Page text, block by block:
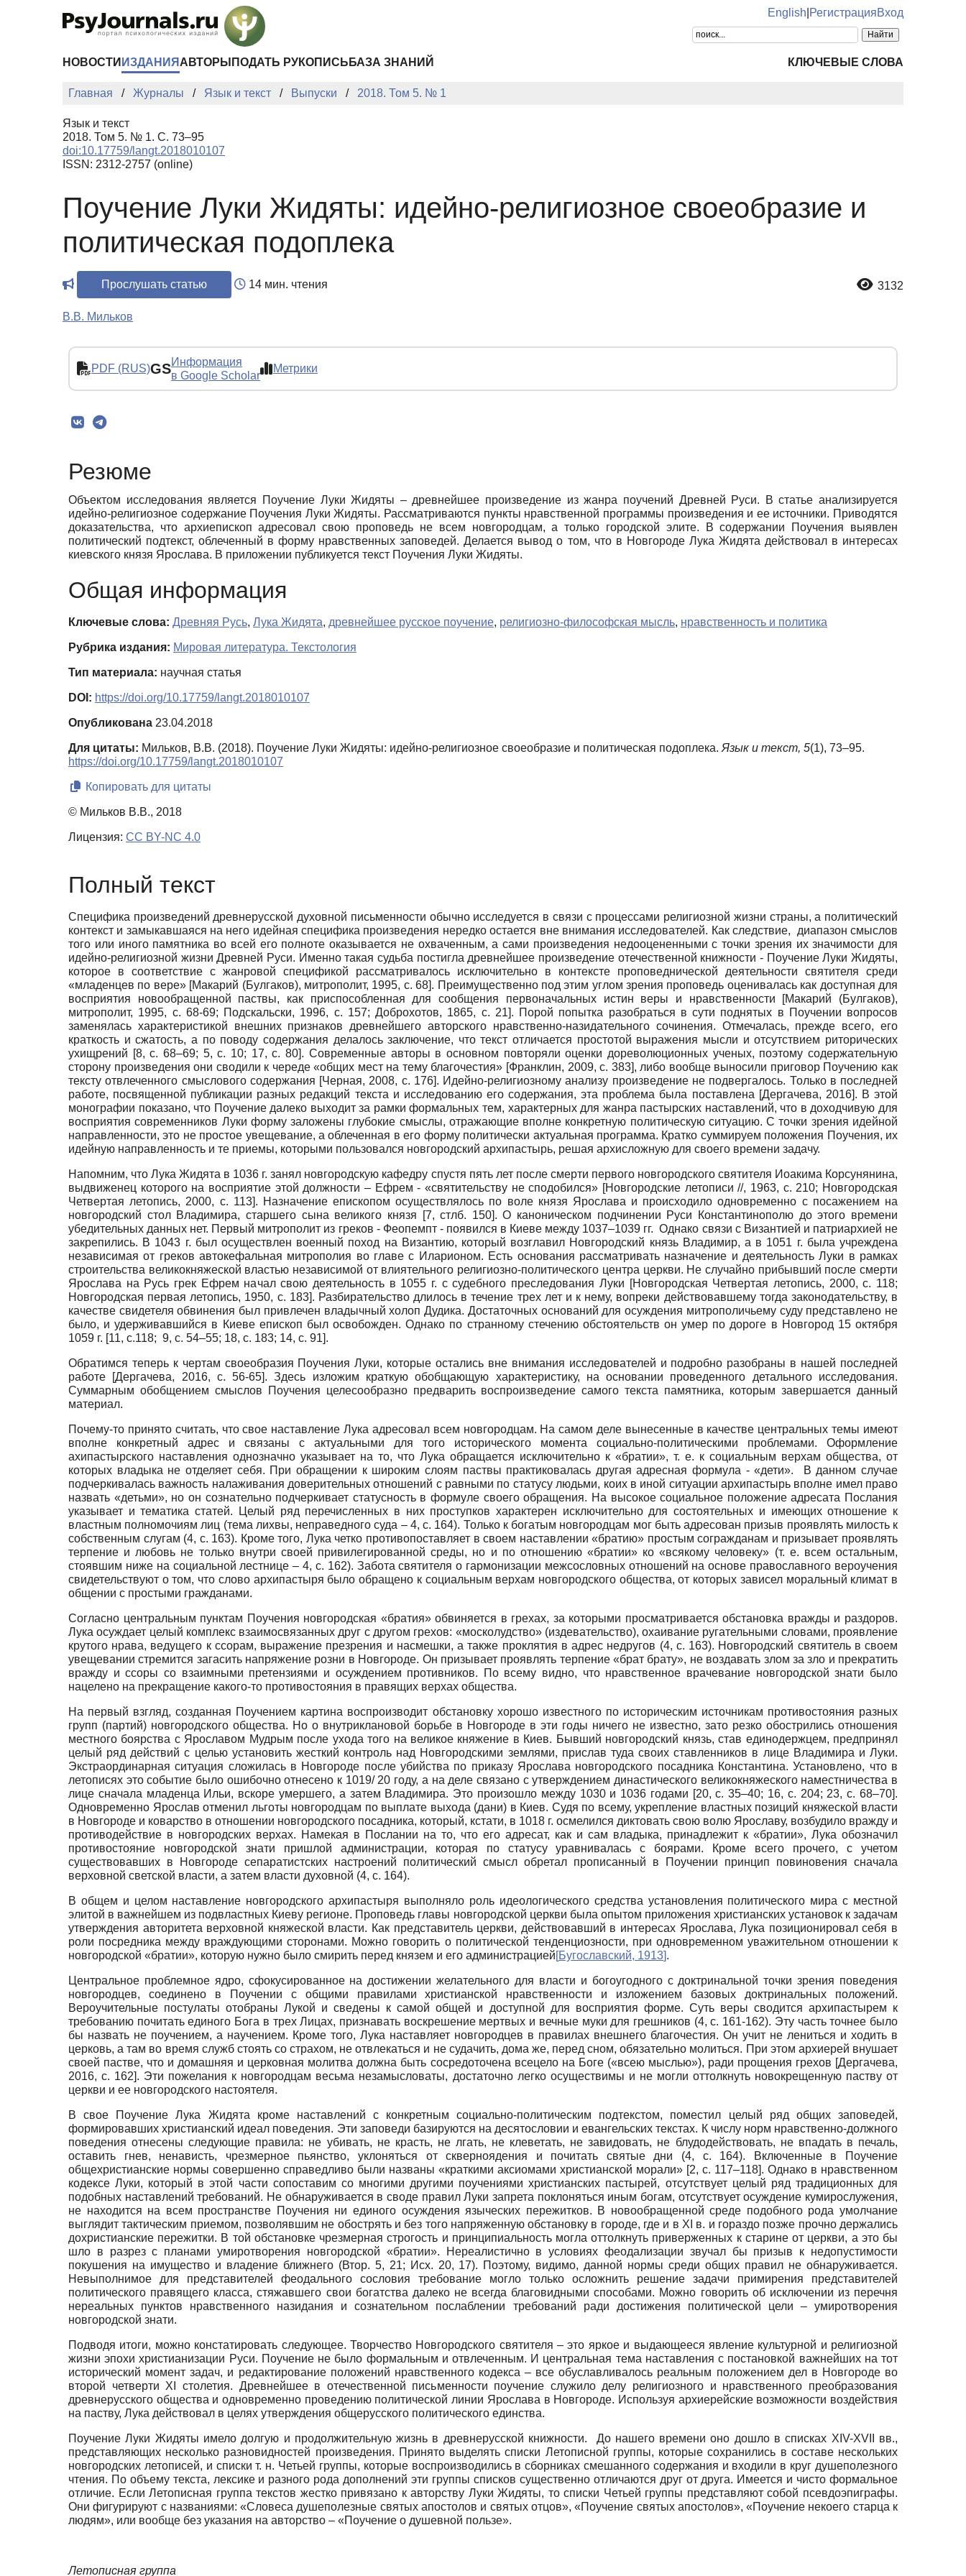
English РегистрацияВход
НОВОСТИ ИЗДАНИЯ АВТОРЫ ПОДАТЬ РУКОПИСЬ БАЗА ЗНАНИЙ КЛЮЧЕВЫЕ СЛОВА
Главная Журналы Язык и текст Выпуски 2018. Том 5. № 1
Язык и текст
2018. Том 5. № 1. С. 73–95
doi:10.17759/langt.2018010107
ISSN: 2312-2757 (online)
Поучение Луки Жидяты: идейно-религиозное своеобразие и
политическая подоплека
Прослушать статью 14 мин. чтения 3132
В.В. Мильков
PDF (RUS)GSИнформация
в Google Scholar
Метрики
Резюме
Объектом исследования является Поучение Луки Жидяты – древнейшее произведение из жанра поучений Древней Руси. В статье анализируется
идейно-религиозное содержание Поучения Луки Жидяты. Рассматриваются пункты нравственной программы произведения и ее источники. Приводятся
доказательства, что архиепископ адресовал свою проповедь не всем новгородцам, а только городской элите. В содержании Поучения выявлен
политический подтекст, облеченный в форму нравственных заповедей. Делается вывод о том, что в Новгороде Лука Жидята действовал в интересах
киевского князя Ярослава. В приложении публикуется текст Поучения Луки Жидяты.
Общая информация
Ключевые слова: Древняя Русь, Лука Жидята, древнейшее русское поучение, религиозно-философская мысль, нравственность и политика
Рубрика издания: Мировая литература. Текстология
Тип материала: научная статья
DOI: https://doi.org/10.17759/langt.2018010107
Опубликована 23.04.2018
Для цитаты: Мильков, В.В. (2018). Поучение Луки Жидяты: идейно-религиозное своеобразие и политическая подоплека. Язык и текст, 5(1), 73–95.
https://doi.org/10.17759/langt.2018010107
Копировать для цитаты
© Мильков В.В., 2018
Лицензия: CC BY-NC 4.0
Полный текст
Специфика произведений древнерусской духовной письменности обычно исследуется в связи с процессами религиозной жизни страны, а политический
контекст и замыкавшаяся на него идейная специфика произведения нередко остается вне внимания исследователей. Как следствие, диапазон смыслов
того или иного памятника во всей его полноте оказывается не охваченным, а сами произведения недооцененными с точки зрения их значимости для
идейно-религиозной жизни Древней Руси. Именно такая судьба постигла древнейшее произведение отечественной книжности - Поучение Луки Жидяты,
которое в соответствие с жанровой спецификой рассматривалось исключительно в контексте проповеднической деятельности святителя среди
«младенцев по вере» [Макарий (Булгаков), митрополит, 1995, с. 68]. Преимущественно под этим углом зрения проповедь оценивалась как доступная для
восприятия новообращенной паствы, как приспособленная для сообщения первоначальных истин веры и нравственности [Макарий (Булгаков),
митрополит, 1995, c. 68-69; Подскальски, 1996, c. 157; Доброхотов, 1865, c. 21]. Порой попытка разобраться в сути поднятых в Поучении вопросов
заменялась характеристикой внешних признаков древнейшего авторского нравственно-назидательного сочинения. Отмечалась, прежде всего, его
краткость и сжатость, а по поводу содержания делалось заключение, что текст отличается простотой выражения мысли и отсутствием риторических
ухищрений [8, c. 68–69; 5, c. 10; 17, c. 80]. Современные авторы в основном повторяли оценки дореволюционных ученых, поэтому содержательную
сторону произведения они сводили к череде «общих мест на тему благочестия» [Франклин, 2009, c. 383], либо вообще выносили приговор Поучению как
тексту отвлеченного смыслового содержания [Черная, 2008, c. 176]. Идейно-религиозному анализу произведение не подвергалось. Только в последней
работе, посвященной публикации разных редакций текста и исследованию его содержания, эта проблема была поставлена [Дергачева, 2016]. В этой
монографии показано, что Поучение далеко выходит за рамки формальных тем, характерных для жанра пастырских наставлений, что в доходчивую для
восприятия современников Луки форму заложены глубокие смыслы, отражающие вполне конкретную политическую ситуацию. С точки зрения идейной
направленности, это не простое увещевание, а облеченная в его форму политически актуальная программа. Кратко суммируем положения Поучения, их
идейную направленность и те приемы, которыми пользовался новгородский архипастырь, решая архисложную для своего времени задачу.
Напомним, что Лука Жидята в 1036 г. занял новгородскую кафедру спустя пять лет после смерти первого новгородского святителя Иоакима Корсунянина,
выдвиженец которого на восприятие этой должности – Ефрем - «святительству не сподобился» [Новгородские летописи //, 1963, c. 210; Новгородская
Четвертая летопись, 2000, c. 113]. Назначение епископом осуществлялось по воле князя Ярослава и происходило одновременно с посажением на
новгородский стол Владимира, старшего сына великого князя [7, cтлб. 150]. О каноническом подчинении Руси Константинополю до этого времени
убедительных данных нет. Первый митрополит из греков - Феопемпт - появился в Киеве между 1037–1039 гг. Однако связи с Византией и патриархией не
закрепились. В 1043 г. был осуществлен военный поход на Византию, который возглавил Новгородский князь Владимир, а в 1051 г. была учреждена
независимая от греков автокефальная митрополия во главе с Иларионом. Есть основания рассматривать назначение и деятельность Луки в рамках
строительства великокняжеской властью независимой от влиятельного религиозно-политического центра церкви. Не случайно прибывший после смерти
Ярослава на Русь грек Ефрем начал свою деятельность в 1055 г. с судебного преследования Луки [Новгородская Четвертая летопись, 2000, c. 118;
Новгородская первая летопись, 1950, c. 183]. Разбирательство длилось в течение трех лет и к нему, вопреки действовавшему тогда законодательству, в
качестве свидетеля обвинения был привлечен владычный холоп Дудика. Достаточных оснований для осуждения митрополичьему суду представлено не
было, и удерживавшийся в Киеве епископ был освобожден. Однако по странному стечению обстоятельств он умер по дороге в Новгород 15 октября
1059 г. [11, c.118; 9, c. 54–55; 18, c. 183; 14, c. 91].
Обратимся теперь к чертам своеобразия Поучения Луки, которые остались вне внимания исследователей и подробно разобраны в нашей последней
работе
[Дергачева, 2016, c. 56-65]. Здесь изложим краткую обобщающую характеристику, на основании проведенного детального исследования.
Суммарным обобщением смыслов Поучения целесообразно предварить воспроизведение самого текста памятника, которым завершается данный
материал.
Почему-то принято считать, что свое наставление Лука адресовал всем новгородцам. На самом деле вынесенные в качестве центральных темы имеют
вполне конкретный адрес и связаны с актуальными для того исторического момента социально-политическими проблемами. Оформление
ахипастырского наставления однозначно указывает на то, что Лука обращается исключительно к «братии», т. е. к социальным верхам общества, от
которых владыка не отделяет себя. При обращении к широким слоям паствы практиковалась другая адресная формула - «дети». В данном случае
подчеркивалась важность налаживания доверительных отношений с равными по статусу людьми, коих в иной ситуации архипастырь вполне имел право
назвать «детьми», но он сознательно подчеркивает статусность в формуле своего обращения. На высокое социальное положение адресата Послания
указывает и тематика статей. Целый ряд перечисленных в них проступков характерен исключительно для состоятельных и имеющих отношение к
властным полномочиям лиц (тема лихвы, неправедного суда – 4, c. 164). Только к богатым новгородцам мог быть адресован призыв проявлять милость к
собственным слугам (4, c. 163). Кроме того, Лука четко противопоставляет в своем наставлении «братию» простым согражданам и призывает проявлять
терпение и любовь не только внутри своей привилегированной среды, но и по отношению «братии» ко «всякому человеку» (т. е. всем остальным,
стоявшим ниже на социальной лестнице – 4, c. 162). Забота святителя о гармонизации межсословных отношений на основе православного вероучения
свидетельствуют о том, что слово архипастыря было обращено к социальным верхам новгородского общества, от которых зависел моральный климат в
общении с простыми гражданами.
Согласно центральным пунктам Поучения новгородская «братия» обвиняется в грехах, за которыми просматривается обстановка вражды и раздоров.
Лука осуждает целый комплекс взаимосвязанных друг с другом грехов: «москолудство» (издевательство), охаивание ругательными словами, проявление
крутого нрава, ведущего к ссорам, выражение презрения и насмешки, а также проклятия в адрес недругов (4, c. 163). Новгородский святитель в своем
увещевании стремится загасить напряжение розни в Новгороде. Он призывает проявлять терпение «брат брату», не воздавать злом за зло и прекратить
вражду и ссоры со взаимными претензиями и осуждением противников. По всему видно, что нравственное врачевание новгородской знати было
нацелено на прекращение какого-то противостояния в правящих верхах общества.
На первый взгляд, созданная Поучением картина воспроизводит обстановку хорошо известного по историческим источникам противостояния разных
групп (партий) новгородского общества. Но о внутриклановой борьбе в Новгороде в эти годы ничего не известно, зато резко обострились отношения
местного боярства с Ярославом Мудрым после ухода того на великое княжение в Киев. Бывший новгородский князь, став единодержцем, предпринял
целый ряд действий с целью установить жесткий контроль над Новгородскими землями, прислав туда своих ставленников в лице Владимира и Луки.
Экстраординарная ситуация сложилась в Новгороде после убийства по приказу Ярослава новгородского посадника Константина. Установлено, что в
летописях это событие было ошибочно отнесено к 1019/ 20 году, а на деле связано с утверждением династического великокняжеского наместничества в
лице сначала младенца Ильи, вскоре умершего, а затем Владимира. Это произошло между 1030 и 1036 годами [20, c. 35–40; 16, c. 204; 23, c. 68–70].
Одновременно Ярослав отменил льготы новгородцам по выплате выхода (дани) в Киев. Судя по всему, укрепление властных позиций княжеской власти
в Новгороде и коварство в отношении новгородского посадника, который, кстати, в 1018 г. осмелился диктовать свою волю Ярославу, возбудило вражду и
противодействие в новгородских верхах. Намекая в Послании на то, что его адресат, как и сам владыка, принадлежит к «братии», Лука обозначил
противостояние новгородской знати пришлой администрации, которая по статусу уравнивалась с боярами. Кроме всего прочего, с учетом
существовавших в Новгороде сепаратистских настроений политический смысл обретал прописанный в Поучении принцип повиновения сначала
верховной светской власти, а затем власти духовной (4, c. 164).
В общем и целом наставление новгородского архипастыря выполняло роль идеологического средства установления политического мира с местной
элитой в важнейшем из подвластных Киеву регионе. Проповедь главы новгородской церкви была опытом приложения христианских установок к задачам
утверждения авторитета верховной княжеской власти. Как представитель церкви, действовавший в интересах Ярослава, Лука позиционировал себя в
роли посредника между враждующими сторонами. Можно говорить о политической тенденциозности, при одновременном уважительном отношении к
новгородской «братии», которую нужно было смирить перед князем и его администрацией[Бугославский, 1913].
Центральное проблемное ядро, сфокусированное на достижении желательного для власти и богоугодного с доктринальной точки зрения поведения
новгородцев, соединено в Поучении с общими правилами христианской нравственности и изложением базовых доктринальных положений.
Вероучительные постулаты отобраны Лукой и сведены к самой общей и доступной для восприятия форме. Суть веры сводится архипастырем к
требованию почитать единого Бога в трех Лицах, признавать воскрешение мертвых и вечные муки для грешников (4, c. 161-162). Эту часть точнее было
бы назвать не поучением, а научением. Кроме того, Лука наставляет новгородцев в правилах внешнего благочестия. Он учит не лениться и ходить в
церковь, а там во время служб стоять со страхом, не отвлекаться и не судачить, дома же, перед сном, обязательно молиться. При этом архиерей внушает
своей пастве, что и домашняя и церковная молитва должна быть сосредоточена всецело на Боге («всею мыслью»), ради прощения грехов [Дергачева,
2016, c. 162]. Эти пожелания к новгородцам весьма незамысловаты, достаточно легко осуществимы и не могли оттолкнуть новокрещенную паству от
церкви и ее новгородского настоятеля.
В свое Поучение Лука Жидята кроме наставлений с конкретным социально-политическим подтекстом, поместил целый ряд общих заповедей,
формировавших христианский идеал поведения. Эти заповеди базируются на десятословии и евангельских текстах. К числу норм нравственно-должного
поведения отнесены следующие правила: не убивать, не красть, не лгать, не клеветать, не завидовать, не блудодействовать, не впадать в печаль,
оставить гнев, ненависть, чрезмерное пьянство, уклоняться от скверноядения и почитать святые дни (4, c. 164). Включенные в Поучение
общехристианские нормы совершенно справедливо были названы «краткими аксиомами христианской морали» [2, c. 117–118]. Однако в нравственном
кодексе Луки, который в этой части сопоставим со многими другими поучениями христианских пастырей, отсутствует целый ряд традиционных для
подобных наставлений требований. Не обнаруживается в своде правил Луки запрета поклоняться иным богам, отсутствует осуждение кумирослужения,
не находится на всем пространстве Поучения ни единого осуждения языческих пережитков. В новообращенной среде подобного рода умолчание
выглядит тактическим приемом, позволявшим не обострять и без того напряженную обстановку в городе, где и в XI в. и гораздо позже прочно держались
дохристианские пережитки. В той обстановке чрезмерная строгость и принципиальность могла оттолкнуть приверженных к старине от церкви, а это бы
шло в разрез с планами умиротворения новгородской «братии». Нереалистично в условиях феодализации звучал бы призыв к недопустимости
покушения на имущество и владение ближнего (Втор. 5, 21; Исх. 20, 17). Поэтому, видимо, данной нормы среди общих правил не обнаруживается.
Невыполнимое для представителей феодального сословия требование могло только осложнить решение задачи примирения представителей
политического правящего класса, стяжавшего свои богатства далеко не всегда благовидными способами. Можно говорить об исключении из перечня
нереальных пунктов нравственного назидания и сознательном послаблении требований ради достижения политической цели – умиротворения
новгородской знати.
Подводя итоги, можно констатировать следующее. Творчество Новгородского святителя – это яркое и выдающееся явление культурной и религиозной
жизни эпохи христианизации Руси. Поучение не было формальным и отвлеченным. И центральная тема наставления с постановкой важнейших на тот
исторический момент задач, и редактирование положений нравственного кодекса – все обуславливалось реальным положением дел в Новгороде во
второй четверти XI столетия. Древнейшее в отечественной письменности поучение служило делу религиозного и нравственного преобразования
древнерусского общества и одновременно проведению политической линии Ярослава в Новгороде. Используя архиерейские возможности воздействия
на паству, Лука действовал в целях утверждения общерусского политического единства.
Поучение Луки Жидяты имело долгую и продолжительную жизнь в древнерусской книжности. До нашего времени оно дошло в списках XIV-XVII вв.,
представляющих несколько разновидностей произведения. Принято выделять списки Летописной группы, которые сохранились в составе нескольких
новгородских летописей, и списки т. н. Четьей группы, которые воспроизводились в сборниках смешанного содержания и входили в круг душеполезного
чтения. По объему текста, лексике и разного рода дополнений эти группы списков существенно отличаются друг от друга. Имеется и чисто формальное
отличие. Если Летописная группа текстов жестко привязано к авторству Луки Жидяты, то списки Четьей группы представляют собой псевдоэпиграфы.
Они фигурируют с названиями: «Словеса душеполезные святых апостолов и святых отцов», «Поучение святых апостолов», «Поучение некоего старца к
людям», или вообще без указания на авторство – «Поучение о душевной пользе».
Летописная группа